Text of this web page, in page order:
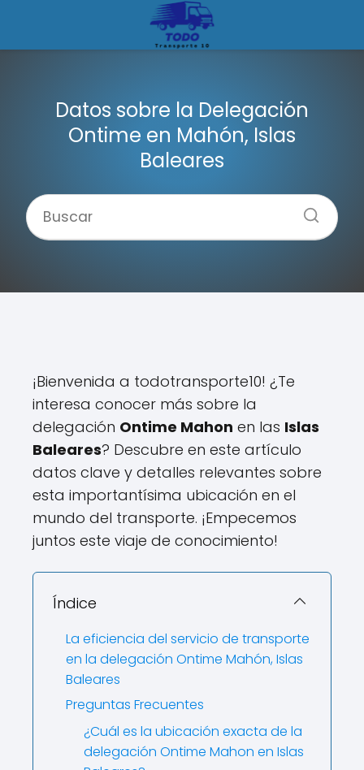
Datos sobre la Delegación
Ontime en Mahón, Islas
Baleares
¡Bienvenida a todotransporte10! ¿Te
interesa conocer más sobre la
delegación Ontime Mahon en las Islas
Baleares? Descubre en este artículo
datos clave y detalles relevantes sobre
esta importantísima ubicación en el
mundo del transporte. ¡Empecemos
juntos este viaje de conocimiento!
Índice
La eficiencia del servicio de transporte
en la delegación Ontime Mahón, Islas
Baleares
Preguntas Frecuentes
¿Cuál es la ubicación exacta de la
delegación Ontime Mahon en Islas